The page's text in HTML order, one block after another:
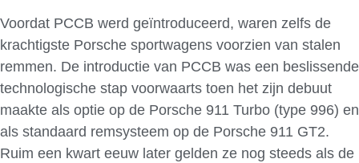
Voordat PCCB werd geïntroduceerd, waren zelfs de
krachtigste Porsche sportwagens voorzien van stalen
remmen. De introductie van PCCB was een beslissende
technologische stap voorwaarts toen het zijn debuut
maakte als optie op de Porsche 911 Turbo (type 996) en
als standaard remsysteem op de Porsche 911 GT2.
Ruim een kwart eeuw later gelden ze nog steeds als de